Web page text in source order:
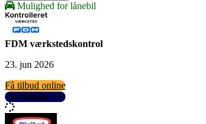
Mulighed for lånebil
FDM værkstedskontrol
23. jun 2026
Få tilbud online
Se detaljer